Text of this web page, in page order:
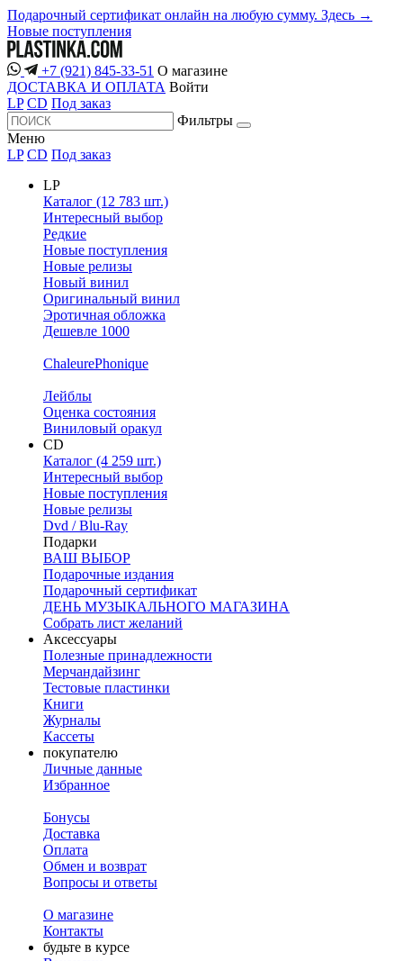
Подарочный сертификат онлайн на любую сумму. Здесь →
Новые поступления
+7 (921) 845-33-51 О магазине
ДОСТАВКА И ОПЛАТА Войти
LP CD Под заказ
Фильтры
Меню
LP CD Под заказ
LP
Каталог (12 783 шт.)
Интересный выбор
Редкие
Новые поступления
Новые релизы
Новый винил
Оригинальный винил
Эротичная обложка
Дешевле 1000
ChaleurePhonique
Лейблы
Оценка состояния
Виниловый оракул
CD
Каталог (4 259 шт.)
Интересный выбор
Новые поступления
Новые релизы
Dvd / Blu-Ray
Подарки
ВАШ ВЫБОР
Подарочные издания
Подарочный сертификат
ДЕНЬ МУЗЫКАЛЬНОГО МАГАЗИНА
Собрать лист желаний
Аксессуары
Полезные принадлежности
Мерчандайзинг
Тестовые пластинки
Книги
Журналы
Кассеты
покупателю
Личные данные
Избранное
Бонусы
Доставка
Оплата
Обмен и возврат
Вопросы и ответы
О магазине
Контакты
будьте в курсе